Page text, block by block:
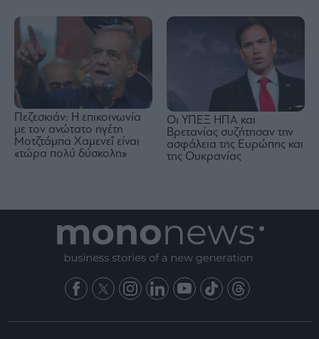
Πεζεσκιάν: Η επικοινωνία
με τον ανώτατο ηγέτη
Μοτζτάμπα Χαμενεΐ είναι
«τώρα πολύ δύσκολη»
Οι ΥΠΕΞ ΗΠΑ και
Βρετανίας συζήτησαν την
ασφάλεια της Ευρώπης και
της Ουκρανίας